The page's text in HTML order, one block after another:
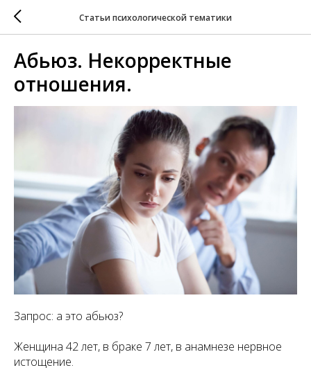
Статьи психологической тематики
Абьюз. Некорректные
отношения.
Запрос: а это абьюз?
Женщина 42 лет, в браке 7 лет, в анамнезе нервное
истощение.